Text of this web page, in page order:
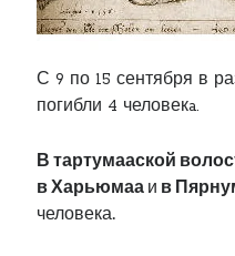
С 9 по 15 сентября в
погибли 4 человекa.
В тартумааской
в Харьюмаа и в
человека.